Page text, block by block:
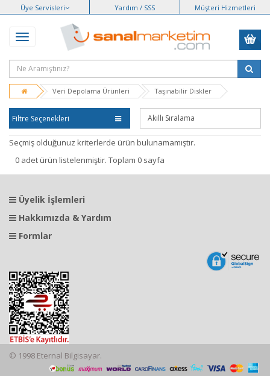
Üye Servisleri Yardım / SSS Müşteri Hizmetleri
Veri Depolama Ürünleri Taşınabilir Diskler
Filtre Seçenekleri
Seçmiş olduğunuz kriterlerde ürün bulunamamıştır.
0 adet ürün listelenmiştir. Toplam 0 sayfa
Üyelik İşlemleri
Hakkımızda & Yardım
Formlar
© 1998 Eternal Bilgisayar.